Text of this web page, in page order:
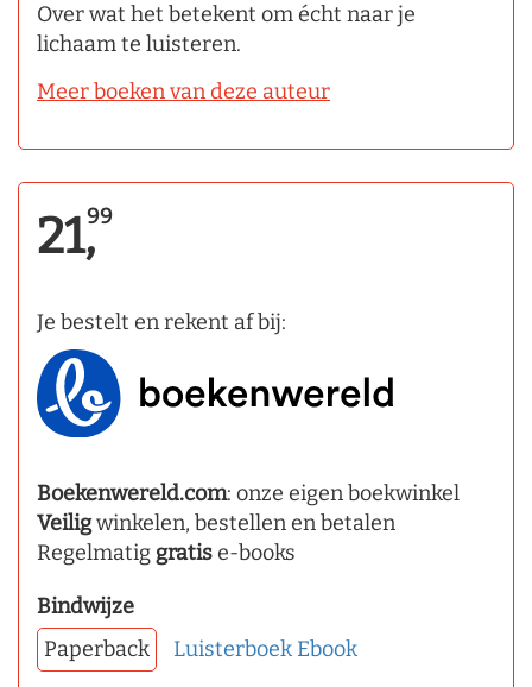
Over wat het betekent om écht naar je
lichaam te luisteren.
Meer boeken van deze auteur
21,99
Je bestelt en rekent af bij:
Boekenwereld.com: onze eigen boekwinkel
Veiligwinkelen, bestellen en betalen
Regelmatig gratise-books
Bindwijze
Paperback
Luisterboek Ebook